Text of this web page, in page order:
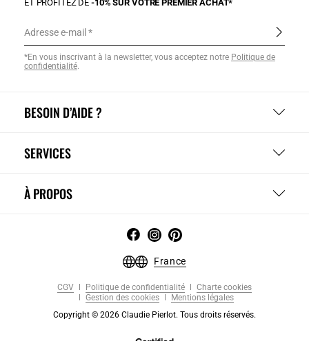
BESOIN D’AIDE ?
SERVICES
À PROPOS
ET PROFITEZ DE-10% SUR VOTRE PREMIER ACHAT*
Adresse e-mail
*En vous inscrivant à la newsletter, vous acceptez notre Politique de
confidentialité.
France
CGV Politique de confidentialité
Charte cookies
Gestion des cookies
Mentions légales
Copyright © 2026 Claudie Pierlot. Tous droits réservés.